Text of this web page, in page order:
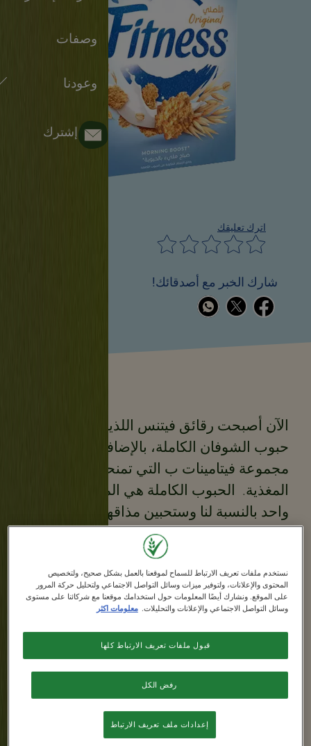
وصفات
وعودنا
إشترك
اترك تعليقك
شارك الخبر مع أصدقائك!
الآن أصبحت رقائق فيتنس اللذيذة تحتوي على
حبوب الشوفان الكاملة، بالإضافة إلى
مجموعة فيتامينات ب التي تمنحك الطاقة
المغذية. الحبوب الكاملة هي المكون رقم
واحد بالنسبة لنا وستحبين مذاقها اللذيذ!
الميزات والفوائد
57%
جميع
نستخدم ملفات تعريف الارتباط للسماح لموقعنا بالعمل بشكل صحيح، ولتخصيص
المحتوى والإعلانات، ولتوفير ميزات وسائل التواصل الاجتماعي ولتحليل حركة المرور
على الموقع. ونشارك أيضًا المعلومات حول استخدامك موقعنا مع شركائنا على مستوى
وسائل التواصل الاجتماعي والإعلانات والتحليلات. معلومات اكثر
رفض الكل
قبول ملفات تعريف الارتباط كلها
إعدادات ملف تعريف الارتباط